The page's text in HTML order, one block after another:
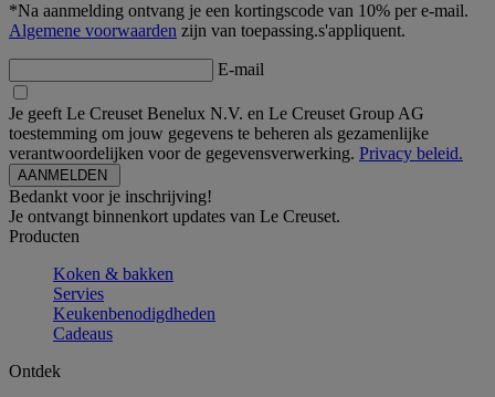
*Na aanmelding ontvang je een kortingscode van 10% per e-mail.
Algemene voorwaarden zijn van toepassing.s'appliquent.
E-mail
Je geeft Le Creuset Benelux N.V. en Le Creuset Group AG
toestemming om jouw gegevens te beheren als gezamenlijke
verantwoordelijken voor de gegevensverwerking. Privacy beleid.
Bedankt voor je inschrijving!
Je ontvangt binnenkort updates van Le Creuset.
Producten
Koken & bakken
Servies
Keukenbenodigdheden
Cadeaus
Ontdek